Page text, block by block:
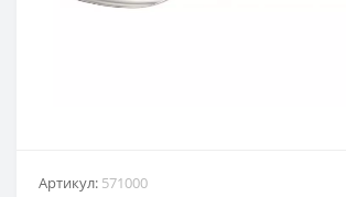
Артикул: 571000